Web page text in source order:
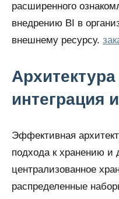
расширенного
внедрению BI в
внешнему ресурсу.
интеграция
Эффективная
подхода к хранению и
централизованное
распределенные